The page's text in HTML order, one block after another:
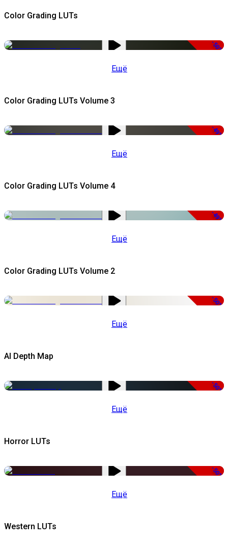
Color Grading LUTs
-50%
Ещё
Color Grading LUTs Volume 3
-49%
Ещё
Color Grading LUTs Volume 4
-49%
Ещё
Color Grading LUTs Volume 2
-50%
Ещё
AI Depth Map
-50%
Ещё
Horror LUTs
-50%
Ещё
Western LUTs